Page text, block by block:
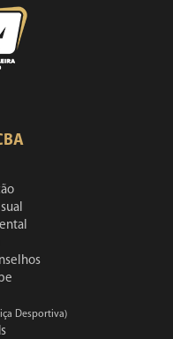
Desportiva)